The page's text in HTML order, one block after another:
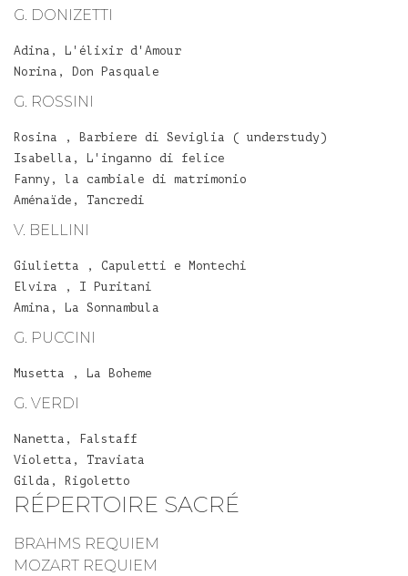
G. DONIZETTI
Adina, L'élixir d'Amour
Norina, Don Pasquale
G. ROSSINI
Rosina , Barbiere di Seviglia ( understudy)
Isabella, L'inganno di felice
Fanny, la cambiale di matrimonio
Aménaïde, Tancredi
V. BELLINI
Giulietta , Capuletti e Montechi
Elvira , I Puritani
Amina, La Sonnambula
G. PUCCINI
Musetta , La Boheme
G. VERDI
Nanetta, Falstaff
Violetta, Traviata
Gilda, Rigoletto
RÉPERTOIRE SACRÉ
BRAHMS REQUIEM
MOZART REQUIEM